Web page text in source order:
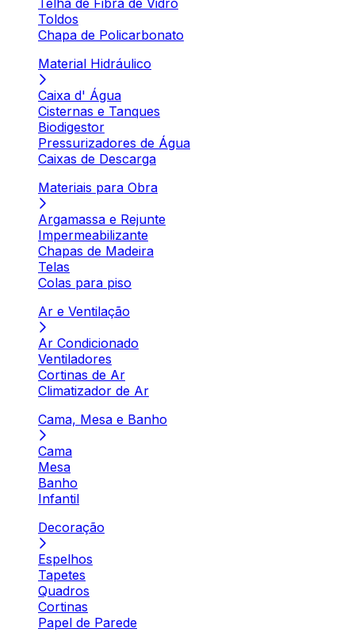
Telha de Fibra de Vidro
Toldos
Chapa de Policarbonato
Material Hidráulico
Caixa d' Água
Cisternas e Tanques
Biodigestor
Pressurizadores de Água
Caixas de Descarga
Materiais para Obra
Argamassa e Rejunte
Impermeabilizante
Chapas de Madeira
Telas
Colas para piso
Ar e Ventilação
Ar Condicionado
Ventiladores
Cortinas de Ar
Climatizador de Ar
Cama, Mesa e Banho
Cama
Mesa
Banho
Infantil
Decoração
Espelhos
Tapetes
Quadros
Cortinas
Papel de Parede